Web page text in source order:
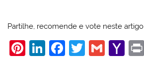
Partilhe, recomende e vote neste artigo
Pi Li F
T
G
Y